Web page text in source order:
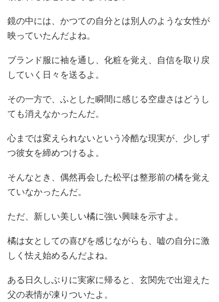
鏡の中には、かつての自分とは別人のような女性が
映っていたんだよね。
ブランド服に袖を通し、化粧を覚え、自信を取り戻
していく日々を送るよ。
その一方で、ふとした瞬間に感じる空虚さはどうし
ても消えなかったんだ。
心までは変えられないという冷酷な現実が、少しず
つ彼女を締めつけるよ。
そんなとき、偶然再会した松平は整形前の橘を覚え
ていなかったんだ。
ただ、新しい美しい橘に強い興味を示すよ。
橘は女としての喜びを感じながらも、嘘の自分に激
しく怯え始めるんだよね。
ある日久しぶりに実家に帰ると、玄関先で出迎えた
父の表情が凍りついたよ。